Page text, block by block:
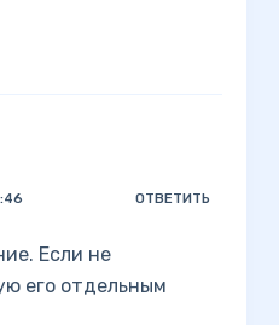
ОТВЕТИТЬ
Если не
его отдельным